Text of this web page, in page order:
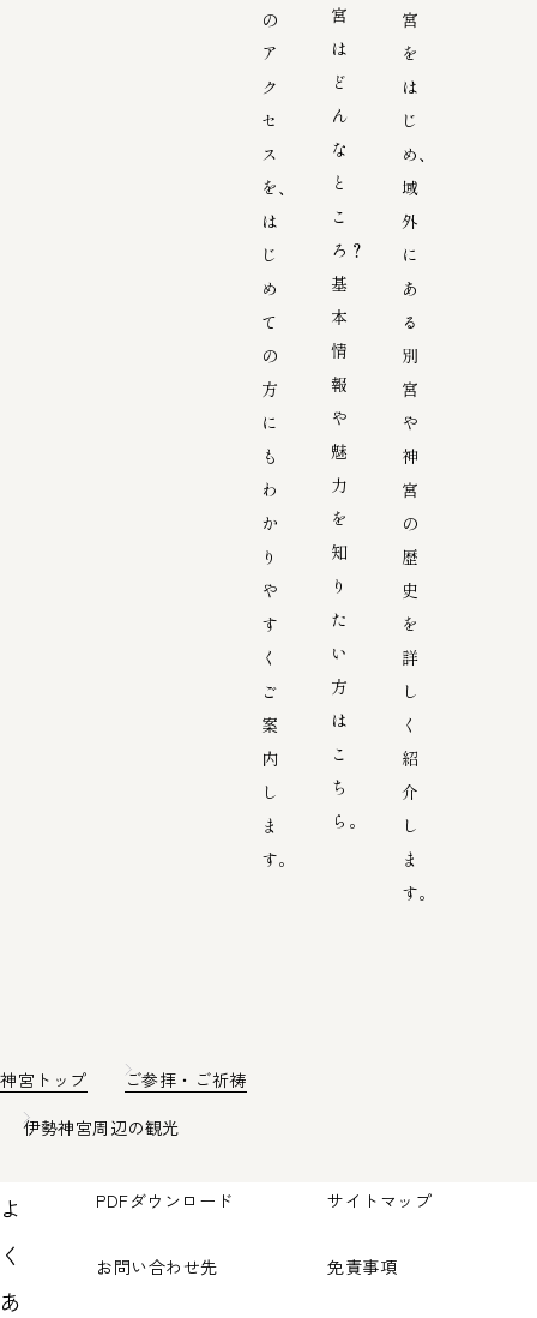
の
ア
ク
セ
ス
を、
は
じ
め
て
の
方
に
も
わ
か
り
や
す
く
ご
案
内
し
ま
す。
宮
は
ど
ん
な
と
こ
ろ？
基
本
情
報
や
魅
力
を
知
り
た
い
方
は
こ
ち
ら。
宮
を
は
じ
め、
域
外
に
あ
る
別
宮
や
神
宮
の
歴
史
を
詳
し
く
紹
介
し
ま
す。
神宮トップ
ご参拝・ご祈祷
伊勢神宮周辺の観光
よ
く
あ
PDFダウンロード サイトマップ
お問い合わせ先 免責事項